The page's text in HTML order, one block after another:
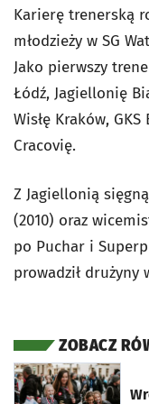
Karierę trenerską
młodzieży w SG
Jako pierwszy
Łódź, Jagiellonię
Wisłę Kraków,
Cracovię.
Z Jagiellonią
(2010) oraz
po Puchar i
prowadził drużyny
ZOBACZ
otworzy się w